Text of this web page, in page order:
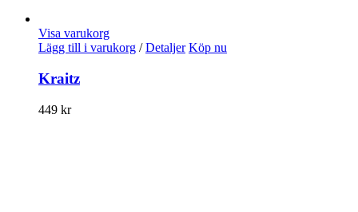
Visa varukorg
Lägg till i varukorg / Detaljer Köp nu
Kraitz
449 kr